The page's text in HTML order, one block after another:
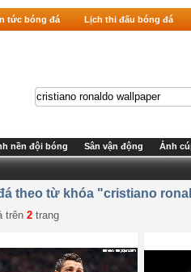
tức bóng đá Lịch thi đấu bóng đá
nền đội bóng Sân vận động Ảnh
theo từ khóa "cristiano
trên 2 trang